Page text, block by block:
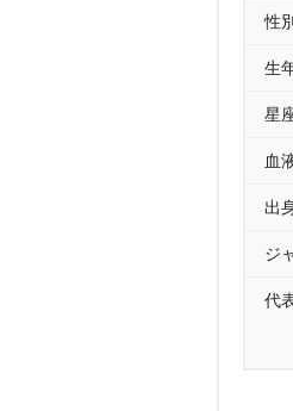
性別
生
星
血
出
ジ
代